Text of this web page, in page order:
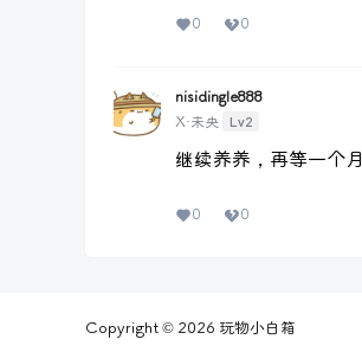
0 0
nisidingle888
X·未央
Lv2
继续养养，再等一个月
0 0
Copyright © 2026 玩物小白箱